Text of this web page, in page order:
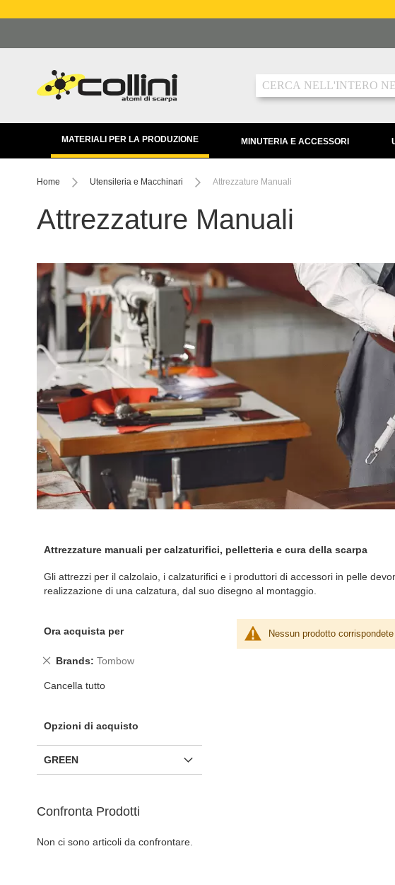
al
Ricerca
MATERIALI PER LA PRODUZIONE MINUTERIA E ACCESSORI
Home Utensileria e Macchinari Attrezzature Manuali
Attrezzature Manuali
Attrezzature manuali per calzaturifici, pelletteria e cura della scarpa
Gli attrezzi per il calzolaio, i calzaturifici e i produttori di accessori in pelle
realizzazione di una calzatura, dal suo disegno al montaggio.
Nessun prodotto
Ora acquista per
Brands Tombow
Rimuovi
articolo
Cancella tutto
Opzioni di acquisto
GREEN
Confronta Prodotti
Non ci sono articoli da confrontare.